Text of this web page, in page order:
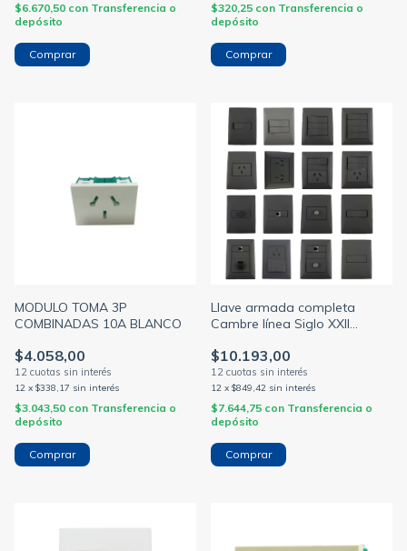
$6.670,50 con Transferencia o
depósito
$320,25 con Transferencia o
depósito
MODULO TOMA 3P
COMBINADAS 10A BLANCO
$4.058,00
12 x $338,17 sin interés
$3.043,50 con Transferencia o
depósito
Llave armada completa
Cambre línea Siglo XXII
bastidor 5x10 (CAMBRE)
$10.193,00
12 x $849,42 sin interés
$7.644,75 con Transferencia o
depósito
Comprar